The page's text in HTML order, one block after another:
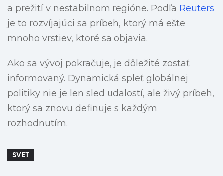
a prežití v nestabilnom regióne. Podľa Reuters
je to rozvíjajúci sa príbeh, ktorý má ešte
mnoho vrstiev, ktoré sa objavia.
Ako sa vývoj pokračuje, je dôležité zostať
informovaný. Dynamická spleť globálnej
politiky nie je len sled udalostí, ale živý príbeh,
ktorý sa znovu definuje s každým
rozhodnutím.
SVET